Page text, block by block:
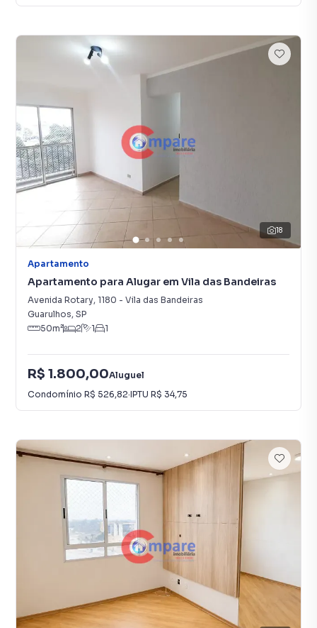
18
Apartamento
Apartamento para Alugar em Vila das Bandeiras
Avenida Rotary, 1180 - Vila das Bandeiras
Guarulhos, SP
50m² 2 1 1
R$ 1.800,00Aluguel
Condomínio R$ 526,82·IPTU R$ 34,75